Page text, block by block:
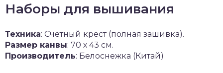
Наборы для вышивания
Техника: Счетный крест (полная зашивка).
Размер канвы: 70 х 43 см.
Производитель: Белоснежка (Китай)